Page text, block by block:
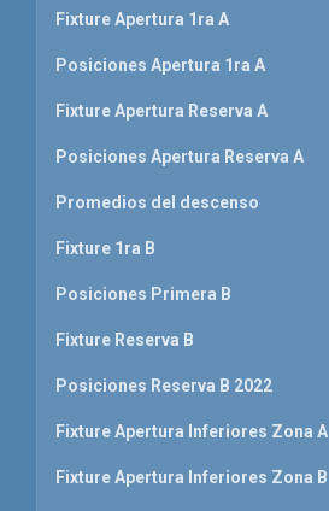
Fixture Apertura 1ra A
Posiciones Apertura 1ra A
Fixture Apertura Reserva A
Posiciones Apertura Reserva A
Promedios del descenso
Fixture 1ra B
Posiciones Primera B
Fixture Reserva B
Posiciones Reserva B 2022
Fixture Apertura Inferiores Zona A
Fixture Apertura Inferiores Zona B